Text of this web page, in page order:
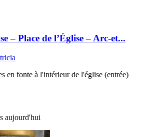
– Place de l’Église – Arc-et...
en fonte à l'intérieur de l'église (entrée)
aujourd'hui